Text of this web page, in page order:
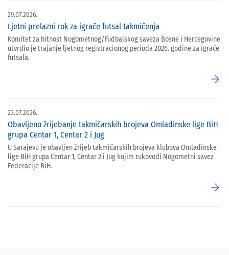
29.07.2026.
Ljetni prelazni rok za igrače futsal takmičenja
Komitet za hitnost Nogometnog/Fudbalskog saveza Bosne i Hercegovine
utvrdio je trajanje ljetnog registracionog perioda 2026. godine za igrače
futsala.
arrow_forward
23.07.2026.
Obavljeno žrijebanje takmičarskih brojeva Omladinske lige BiH
grupa Centar 1, Centar 2 i Jug
U Sarajevu je obavljen žrijeb takmičarskih brojeva klubova Omladinske
lige BiH grupa Centar 1, Centar 2 i Jug kojim rukovodi Nogometni savez
Federacije BiH.
arrow_forward